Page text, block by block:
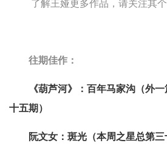
了解王娅更多作品，请关注其个
往期佳作：
《葫芦河》：百年马家沟（外
十五期）
阮文女：斑光（本周之星总第三